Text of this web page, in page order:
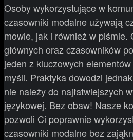
Osoby wykorzystujące w
czasowniki modalne używają
mowie, jak i również w piśmie.
głównych oraz czasowników
jeden z kluczowych
myśli. Praktyka dowodzi
nie należy do najłatwiejszych
językowej. Bez obaw! Nasze
pozwoli Ci poprawnie
czasowniki modalne bez